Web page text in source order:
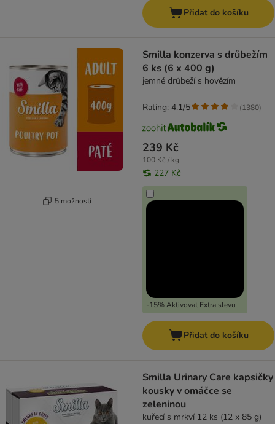
Přidat do košíku
5 možností
Smilla konzerva s drůbežím
6 ks (6 x 400 g)
jemné drůbeží s hovězím
239 Kč
100 Kč / kg
227 Kč
-15% Aktivovat Extra slevu
Rating: 4.1/5 (1380)
Přidat do košíku
Smilla Urinary Care kapsičky
kousky v omáčce se
zeleninou
kuřecí s mrkví 12 ks (12 x 85 g)